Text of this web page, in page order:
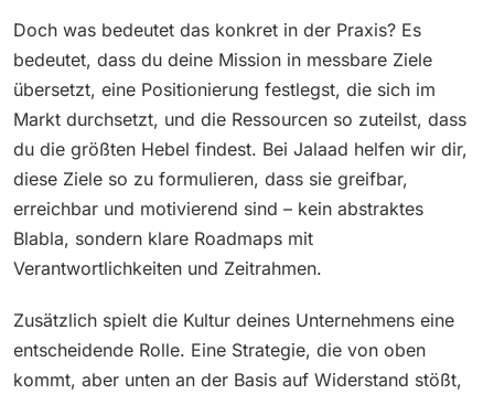
Doch was bedeutet das konkret in der Praxis? Es
bedeutet, dass du deine Mission in messbare Ziele
übersetzt, eine Positionierung festlegst, die sich im
Markt durchsetzt, und die Ressourcen so zuteilst, dass
du die größten Hebel findest. Bei Jalaad helfen wir dir,
diese Ziele so zu formulieren, dass sie greifbar,
erreichbar und motivierend sind – kein abstraktes
Blabla, sondern klare Roadmaps mit
Verantwortlichkeiten und Zeitrahmen.
Zusätzlich spielt die Kultur deines Unternehmens eine
entscheidende Rolle. Eine Strategie, die von oben
kommt, aber unten an der Basis auf Widerstand stößt,